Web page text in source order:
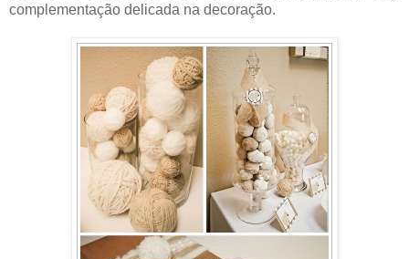
complementação delicada na decoração.